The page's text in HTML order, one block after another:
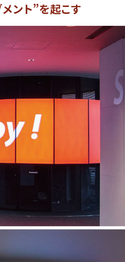
ント”を起こす